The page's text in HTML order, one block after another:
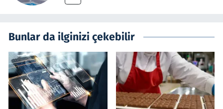
Bunlar da ilginizi çekebilir